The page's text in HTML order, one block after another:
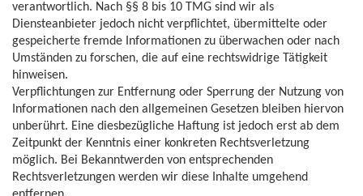
verantwortlich. Nach §§ 8 bis 10 TMG sind wir als
Diensteanbieter jedoch nicht verpflichtet, übermittelte oder
gespeicherte fremde Informationen zu überwachen oder nach
Umständen zu forschen, die auf eine rechtswidrige Tätigkeit
hinweisen.
Verpflichtungen zur Entfernung oder Sperrung der Nutzung von
Informationen nach den allgemeinen Gesetzen bleiben hiervon
unberührt. Eine diesbezügliche Haftung ist jedoch erst ab dem
Zeitpunkt der Kenntnis einer konkreten Rechtsverletzung
möglich. Bei Bekanntwerden von entsprechenden
Rechtsverletzungen werden wir diese Inhalte umgehend